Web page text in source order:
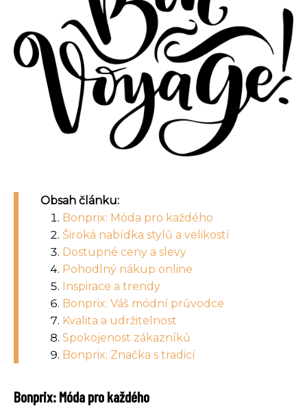
Obsah článku:
Bonprix: Móda pro každého
Široká nabídka stylů a velikostí
Dostupné ceny a slevy
Pohodlný nákup online
Inspirace a trendy
Bonprix: Váš módní průvodce
Kvalita a udržitelnost
Spokojenost zákazníků
Bonprix: Značka s tradicí
Bonprix: Móda pro každého